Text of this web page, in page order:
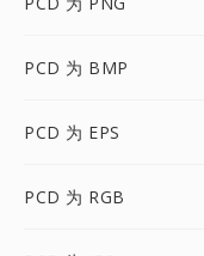
PCD 为 BMP
PCD 为 EPS
PCD 为 RGB